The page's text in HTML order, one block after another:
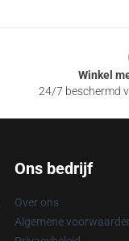
Winkel
24/7 beschermd
Ons bedrijf
Over ons
Algemene